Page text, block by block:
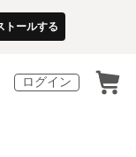
トールする
ログイン